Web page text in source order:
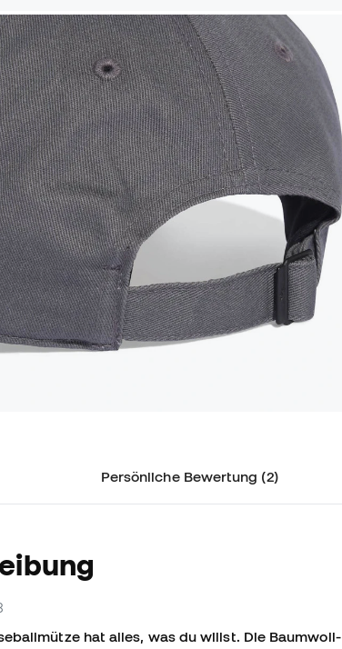
Persönliche Bewertung (2)
hat alles, was du willst. Die Baumwoll-